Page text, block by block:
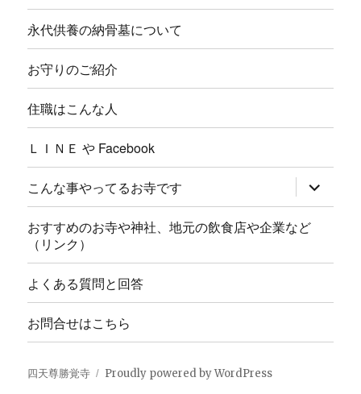
永代供養の納骨墓について
お守りのご紹介
住職はこんな人
ＬＩＮＥ や Facebook
こんな事やってるお寺です サ
ブ
メ
ニ
ュ
を
おすすめのお寺や神社、地元の飲食店や企業など
（リンク）
よくある質問と回答
お問合せはこちら
四天尊勝覚寺 Proudly powered by WordPress